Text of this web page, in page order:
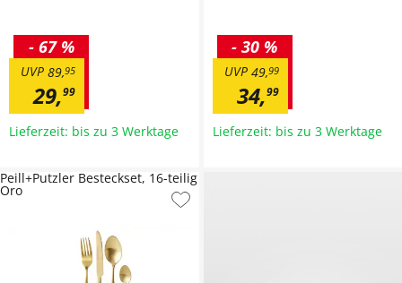
29,99
89,95
UVP
- 67 %
Lieferzeit: bis zu 3 Werktage
34,99
49,99
UVP
- 30 %
Lieferzeit: bis zu 3 Werktage
Peill+Putzler Besteckset, 16-teilig
Oro